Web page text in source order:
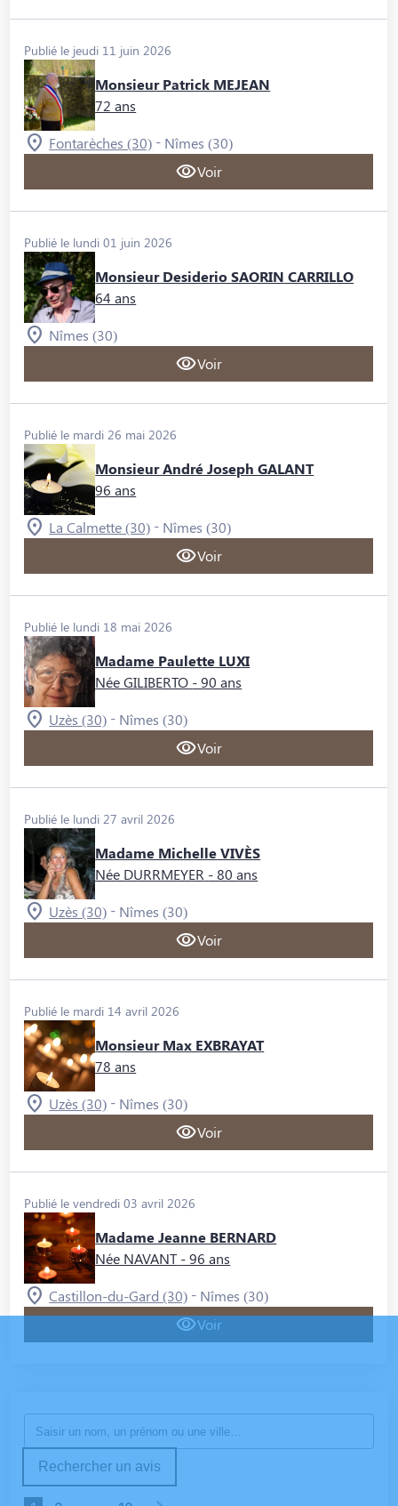
Publié le jeudi 11 juin 2026
Monsieur Patrick MEJEAN
72 ans
Fontarèches (30) - Nîmes (30)
Voir
Publié le lundi 01 juin 2026
Monsieur Desiderio SAORIN CARRILLO
64 ans
Nîmes (30)
Voir
Publié le mardi 26 mai 2026
Monsieur André Joseph GALANT
96 ans
La Calmette (30) - Nîmes (30)
Voir
Publié le lundi 18 mai 2026
Madame Paulette LUXI
Née GILIBERTO - 90 ans
Uzès (30) - Nîmes (30)
Voir
Publié le lundi 27 avril 2026
Madame Michelle VIVÈS
Née DURRMEYER - 80 ans
Uzès (30) - Nîmes (30)
Voir
Publié le mardi 14 avril 2026
Monsieur Max EXBRAYAT
78 ans
Uzès (30) - Nîmes (30)
Voir
Publié le vendredi 03 avril 2026
Madame Jeanne BERNARD
Née NAVANT - 96 ans
Castillon-du-Gard (30) - Nîmes (30)
Voir
Rechercher un avis